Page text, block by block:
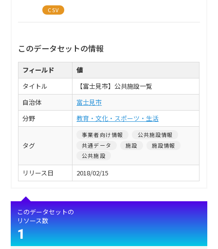
CSV
このデータセットの情報
フィールド
値
タイトル
【富士見市】公共施設一覧
自治体
富士見市
分野
教育・文化・スポーツ・生活
タグ
事業者向け情報
公共施設情報
共通データ
施設
施設情報
公共施設
リリース日 2018/02/15
このデータセットの
リソース数
1